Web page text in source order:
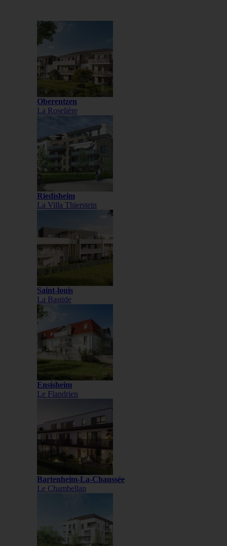
Oberentzen
La Roselière
Riedisheim
La Villa Thierstein
Saint-louis
La Bastide
Ensisheim
Le Flandrien
Bartenheim-La-Chaussée
Le Chambellan